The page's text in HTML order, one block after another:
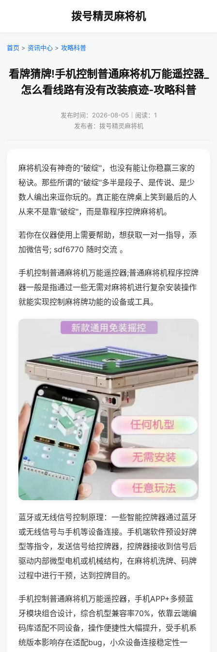
拨号精灵麻将机
首页 > 资讯中心 > 攻略科普
看牌猜牌!手机控制普通麻将机万能遥控器_
怎么看线路有没有改装痕迹-攻略科普
发布时间：2026-08-05｜阅读：1
发布者：拨号精灵麻将机
麻将机没有神奇的"破绽"，也没有能让你稳赢三家的
秘诀。那些所谓的"破绽"多半是段子、是传说、是少
数人编出来逗你玩的。真正能在牌桌上笑到最后的人
从来不是靠"破绽"，而是靠程序控牌麻将机。
若你在仪器使用上需要帮助，想获取一对一指导，添
加微信号; sdf6770 随时交流 。
手机控制普通麻将机万能遥控器;普通麻将机程序控牌
器一般是指通过一些无需对麻将机进行复杂安装操作
就能实现控制麻将牌功能的设备或工具。
蓝牙或无线信号控制原理：一些智能控牌器通过蓝牙
或无线信号与手机等设备连接。手机端软件预设好牌
型等指令，发送信号给控牌器，控牌器接收到信号后
驱动内部微型电机或机械结构，在麻将机洗牌、码牌
过程中进行干预，达到控牌目的。
手机控制普通麻将机万能遥控器，手机APP+多频蓝
牙模块组合设计，综合机型兼容率70%，依靠云端编
码库适配不同设备，操作便捷性大幅提升，受手机系
统版本影响存在适配bug，小众设备连接稳定性一